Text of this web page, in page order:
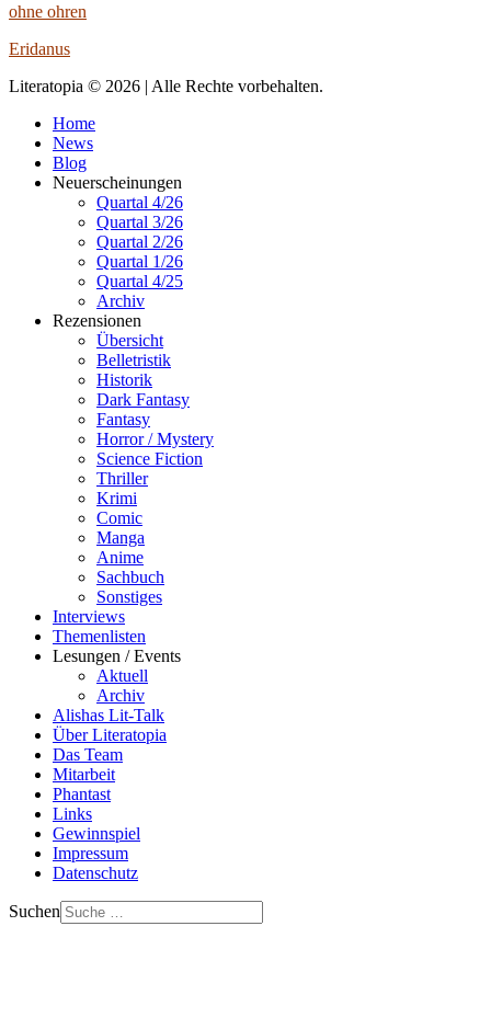
ohne ohren
Eridanus
Literatopia © 2026 | Alle Rechte vorbehalten.
Home
News
Blog
Neuerscheinungen
Quartal 4/26
Quartal 3/26
Quartal 2/26
Quartal 1/26
Quartal 4/25
Archiv
Rezensionen
Übersicht
Belletristik
Historik
Dark Fantasy
Fantasy
Horror / Mystery
Science Fiction
Thriller
Krimi
Comic
Manga
Anime
Sachbuch
Sonstiges
Interviews
Themenlisten
Lesungen / Events
Aktuell
Archiv
Alishas Lit-Talk
Über Literatopia
Das Team
Mitarbeit
Phantast
Links
Gewinnspiel
Impressum
Datenschutz
Suchen